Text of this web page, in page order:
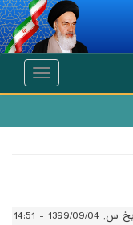
Toggle
09/04 - 14:51